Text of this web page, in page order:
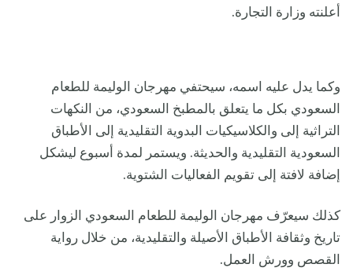
أعلنته وزارة التجارة.
وكما يدل عليه اسمه، سيحتفي مهرجان الوليمة للطعام
السعودي بكل ما يتعلق بالمطبخ السعودي، من النكهات
التراثية إلى والكلاسيكيات البدوية التقليدية إلى الأطباق
السعودية التقليدية والحديثة. ويستمر لمدة أسبوع ليشكل
إضافة لافتة إلى تقويم الفعاليات الشتوية.
كذلك سيعرّف مهرجان الوليمة للطعام السعودي الزوار على
تاريخ وثقافة الأطباق الأصيلة والتقليدية، من خلال رواية
القصص وورش العمل.